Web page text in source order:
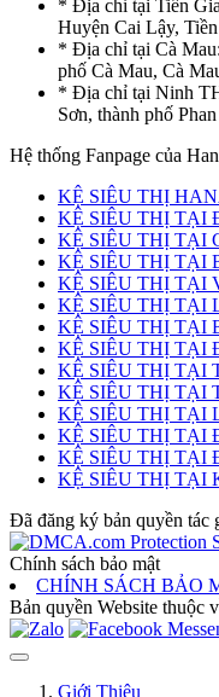
* Địa chỉ tại Tiền
Huyện Cai Lậy,
* Địa chỉ tại Cà
phố Cà Mau, Cà
* Địa chỉ tại Ninh
Sơn, thành phố
Hệ thống Fanpage của
KỆ SIÊU THỊ
KỆ SIÊU THỊ TẠI
KỆ SIÊU THỊ TẠI
KỆ SIÊU THỊ TẠI
KỆ SIÊU THỊ TẠI
KỆ SIÊU THỊ TẠI
KỆ SIÊU THỊ TẠI
KỆ SIÊU THỊ TẠI
KỆ SIÊU THỊ TẠI
KỆ SIÊU THỊ TẠI
KỆ SIÊU THỊ TẠI
KỆ SIÊU THỊ TẠI
KỆ SIÊU THỊ TẠI
KỆ SIÊU THỊ TẠI
Đã đăng ký bản quyền
Chính sách bảo mật
CHÍNH SÁCH BẢO
Bản quyền Website thuộc
Giới Thiệu